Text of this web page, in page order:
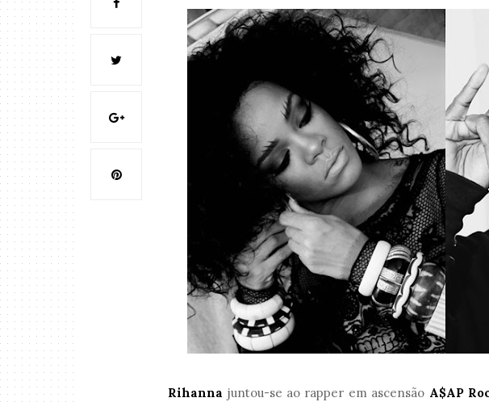
Rihanna juntou-se ao rapper em ascensão A$AP